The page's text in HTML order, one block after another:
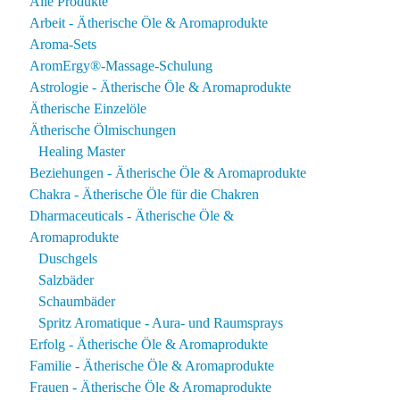
Arbeit - Ätherische Öle & Aromaprodukte
Aroma-Sets
AromErgy®-Massage-Schulung
Astrologie - Ätherische Öle & Aromaprodukte
Ätherische Einzelöle
Ätherische Ölmischungen
Healing Master
Beziehungen - Ätherische Öle & Aromaprodukte
Chakra - Ätherische Öle für die Chakren
Dharmaceuticals - Ätherische Öle &
Aromaprodukte
Duschgels
Salzbäder
Schaumbäder
Spritz Aromatique - Aura- und Raumsprays
Erfolg - Ätherische Öle & Aromaprodukte
Familie - Ätherische Öle & Aromaprodukte
Frauen - Ätherische Öle & Aromaprodukte